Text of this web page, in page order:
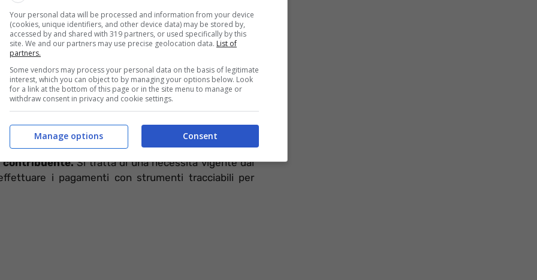
richiede una serie di documenti da cui attingere
730.La documentazione deve essere presentata
ed evitare che l’Agenzia delle Entrate possa
delle somme versate.
essere conservati per cinque anni dall’inoltro del
infatti, potrebbero essere attuati anche
dei redditi. Tra questi documenti troviamo
contribuente.Si tratta di una necessità vigente dal
i pagamenti con strumenti tracciabili per
Your personal data will be processed and information from your device
(cookies, unique identifiers, and other device data) may be stored by,
accessed by and shared with 319 partners, or used specifically by this
site. We and our partners may use precise geolocation data. List of
partners.
Some vendors may process your personal data on the basis of legitimate
interest, which you can object to by managing your options below. Look
for a link at the bottom of this page or in the site menu to manage or
withdraw consent in privacy and cookie settings.
Consent
Manage options